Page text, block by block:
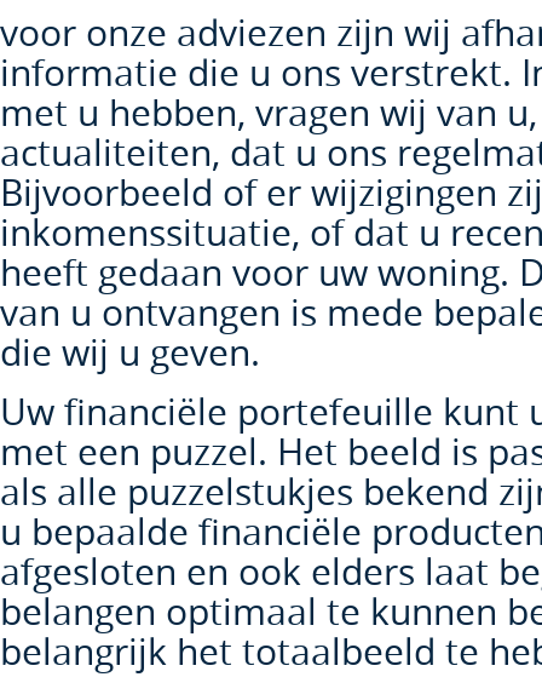
voor onze adviezen zijn wij
informatie die u ons verstrekt.
met u hebben, vragen wij van
actualiteiten, dat u ons
Bijvoorbeeld of er wijzigingen
inkomenssituatie, of dat u
heeft gedaan voor uw woning.
van u ontvangen is mede
die wij u geven.
Uw financiële portefeuille kunt
met een puzzel. Het beeld is
als alle puzzelstukjes bekend
u bepaalde financiële
afgesloten en ook elders laat
belangen optimaal te kunnen
belangrijk het totaalbeeld te